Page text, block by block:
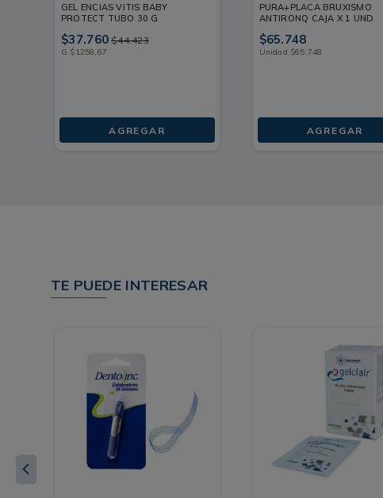
GEL ENCIAS VITIS BABY
PROTECT TUBO 30 G
$37.760 $44.423
G $1258,67
AGREGAR
PURA+PLACA BRUXISMO
ANTIRONQ CAJA X 1 UND
$65.748
Unidad $65.748
AGREGAR
TE PUEDE INTERESAR